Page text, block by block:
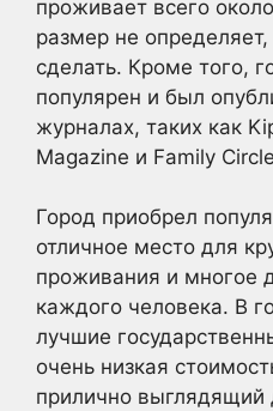
проживает всего
размер не
сделать. Кроме того,
популярен и был
журналах, таких как
Magazine и Family
Город приобрел
отличное место для
проживания и многое
каждого человека. В
лучшие
очень низкая
прилично